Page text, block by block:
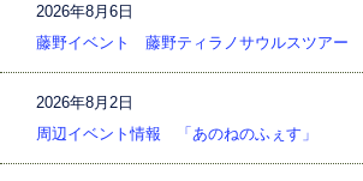
2026年8月6日
藤野イベント 藤野ティラノサウルスツアー
2026年8月2日
周辺イベント情報 「あのねのふぇす」